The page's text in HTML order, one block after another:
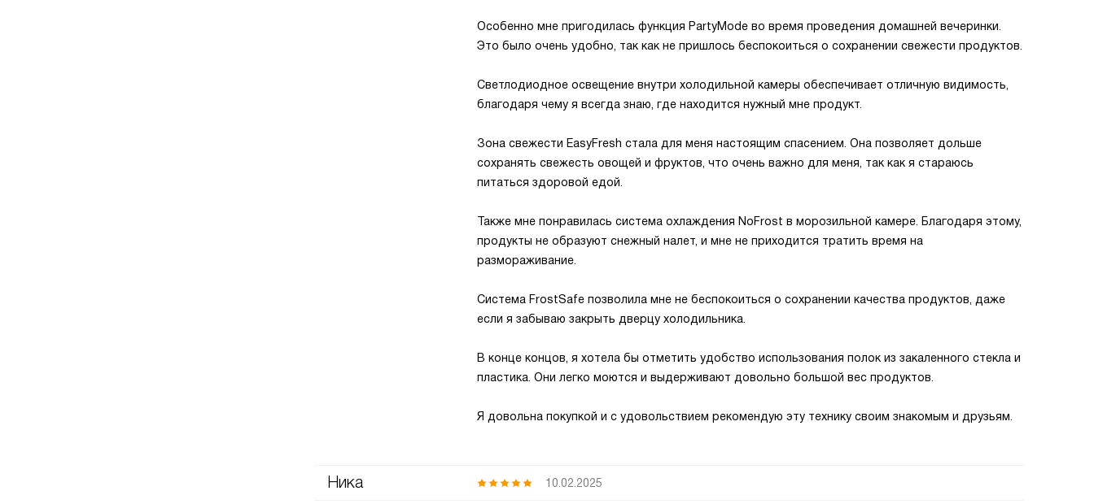
Особенно мне пригодилась функция PartyMode во время проведения домашней вечеринки.
Это было очень удобно, так как не пришлось беспокоиться о сохранении свежести продуктов.
Светлодиодное освещение внутри холодильной камеры обеспечивает отличную видимость,
благодаря чему я всегда знаю, где находится нужный мне продукт.
Зона свежести EasyFresh стала для меня настоящим спасением. Она позволяет дольше
сохранять свежесть овощей и фруктов, что очень важно для меня, так как я стараюсь
питаться здоровой едой.
Также мне понравилась система охлаждения NoFrost в морозильной камере. Благодаря этому,
продукты не образуют снежный налет, и мне не приходится тратить время на
размораживание.
Система FrostSafe позволила мне не беспокоиться о сохранении качества продуктов, даже
если я забываю закрыть дверцу холодильника.
В конце концов, я хотела бы отметить удобство использования полок из закаленного стекла и
пластика. Они легко моются и выдерживают довольно большой вес продуктов.
Я довольна покупкой и с удовольствием рекомендую эту технику своим знакомым и друзьям.
Ника 10.02.2025